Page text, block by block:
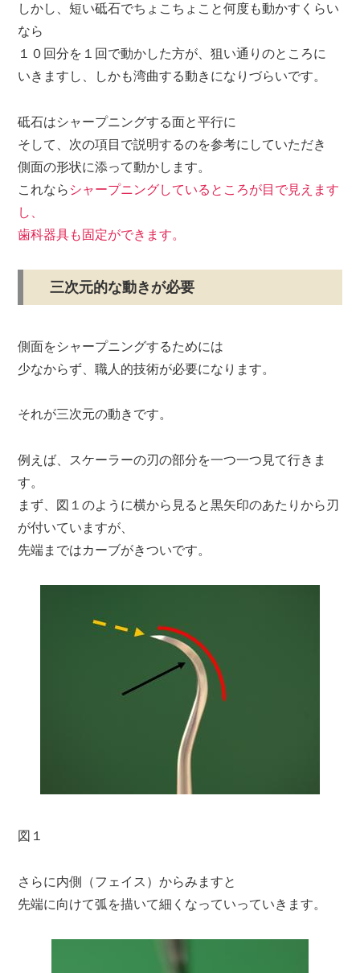
しかし、短い砥石でちょこちょこと何度も動かすくらい
なら
１０回分を１回で動かした方が、狙い通りのところに
いきますし、
しかも湾曲する動きになりづらいです。
砥石はシャープニングする面と平行に
そして、次の項目で説明するのを参考にしていただき
側面の形状に添って動かします。
これなら シャープニングしているところが目で見えます
し、
歯科器具も固定ができます。
三次元的な動きが必要
側面をシャープニングするためには
少なからず、職人的技術が必要になります。
それが三次元の動き です。
例えば、スケーラーの刃の部分を一つ一つ見て行きま
す。
まず、図１のように横から見ると黒矢印のあたりから刃
が付いていますが、
先端まではカーブがきついです。
図１
さらに内側（フェイス）からみますと
先端に向けて弧を描いて細くなっていっていきます。